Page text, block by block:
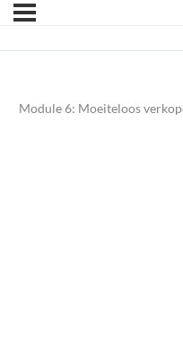
Module 6: Moeiteloos